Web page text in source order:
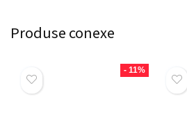
Produse conexe
- 11%